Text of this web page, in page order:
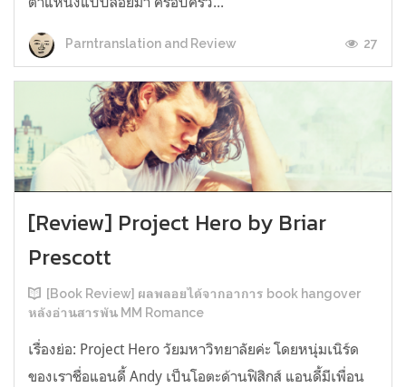
Parntranslation and Review 27
[Review] Project Hero by Briar
Prescott
[Book Review] ผลพลอยได้จากอาการ book hangover
หลังอ่านสารพัน MM Romance
เรื่องย่อ: Project Hero วัยมหาวิทยาลัยค่ะ โดยหนุ่มเนิร์ด
ของเราชื่อแอนดี้ Andy เป็นโอตะด้านฟิสิกส์ แอนดี้มีเพื่อน